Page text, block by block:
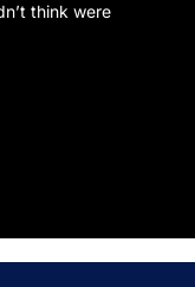
think were